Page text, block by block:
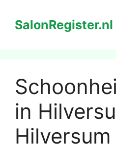
naarSalonRegister.nl
in
Hilversum